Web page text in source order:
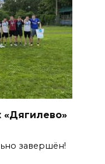
«Дягилево»
завершён!